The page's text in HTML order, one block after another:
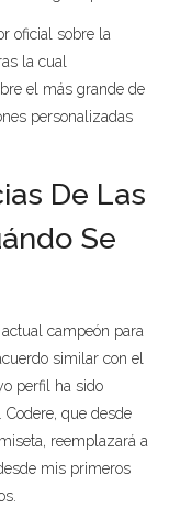
oficial sobre la
la cual
el más grande de
personalizadas
De Las
Se
campeón para
similar con el
perfil ha sido
que desde
reemplazará a
mis primeros